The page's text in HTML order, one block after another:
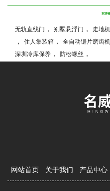
友情
无轨直线门 ， 别墅悬浮门 ， 走地
， 住人集装箱 ， 全自动锯片磨齿机
深圳冷库保养 ， 防松螺丝 ，
网站首页 关于我们 产品中心